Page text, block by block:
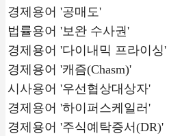
경제용어 '공매도'
법률용어 '보완 수사권'
경제용어 '다이내믹 프라이싱'
경제용어 '캐즘(Chasm)'
시사용어 '우선협상대상자'
경제용어 '하이퍼스케일러'
경제용어 '주식예탁증서(DR)'